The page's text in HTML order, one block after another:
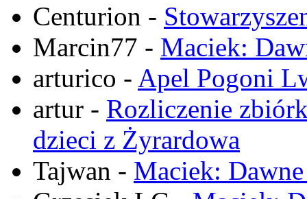
Centurion -
Marcin77 - Maciek:
arturico - Apel Pogoni
artur - Rozliczenie
dzieci z Żyrardowa
Tajwan - Maciek: